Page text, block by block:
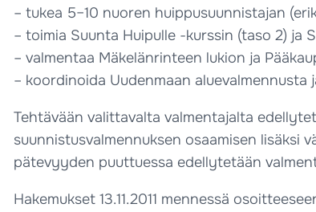
– tukea 5–10 nuoren huippusuunnistajan
– toimia Suunta Huipulle -kurssin (taso 2) ja
– valmentaa Mäkelänrinteen lukion ja
– koordinoida Uudenmaan
Tehtävään valittavalta valmentajalta
suunnistusvalmennuksen osaamisen lisäksi
pätevyyden puuttuessa edellytetään
Hakemukset 13.11.2011 mennessä